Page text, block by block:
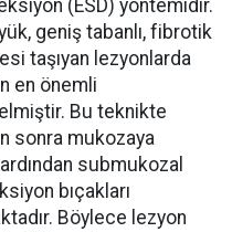
(ESD) yöntemidir.
geniş tabanlı, fibrotik
taşıyan lezyonlarda
en önemli
Bu teknikte
sonra mukozaya
submukozal
bıçakları
Böylece lezyon